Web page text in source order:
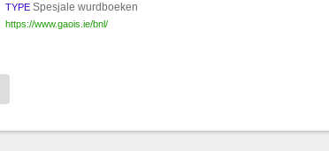
TYPE Spesjale wurdboeken
https://www.gaois.ie/bnl/